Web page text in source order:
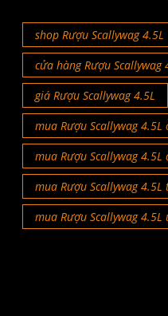
shop Rượu Scallywag 4.5L
cửa hàng Rượu Scallywag
giá Rượu Scallywag 4.5L
mua Rượu Scallywag 4.5L
mua Rượu Scallywag
mua Rượu Scallywag 4.5L
mua Rượu Scallywag